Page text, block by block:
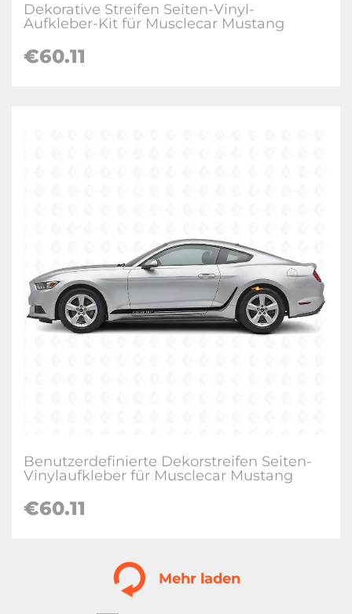
Dekorative Streifen Seiten-Vinyl-
Aufkleber-Kit für Musclecar Mustang
€60.11
Benutzerdefinierte Dekorstreifen Seiten-
Vinylaufkleber für Musclecar Mustang
€60.11
Mehr laden